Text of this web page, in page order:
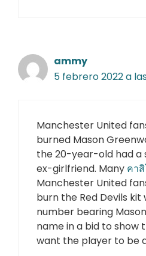
ammy
5 febrero 2022 a las
Manchester United
burned Mason
the 20-year-old had a
ex-girlfriend. Many คา
Manchester United
burn the Red Devils
number bearing
name in a bid to show
want the player to be